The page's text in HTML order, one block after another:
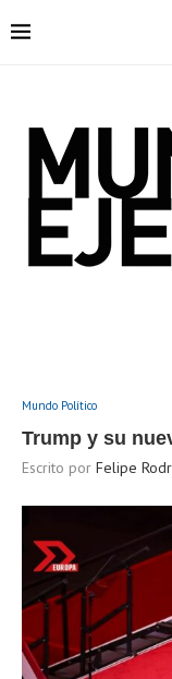
Mundo Político
Trump y su
Escrito por Felipe